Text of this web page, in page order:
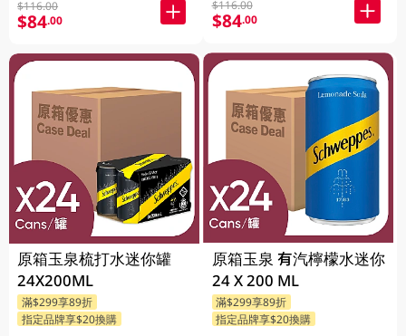
$116.00
$84.00
原箱玉泉梳打水迷你罐
24X200ML
滿$299享89折
指定品牌享$20換購
$116.00
$84.00
原箱玉泉 有汽檸檬水迷你
24 X 200 ML
滿$299享89折
指定品牌享$20換購